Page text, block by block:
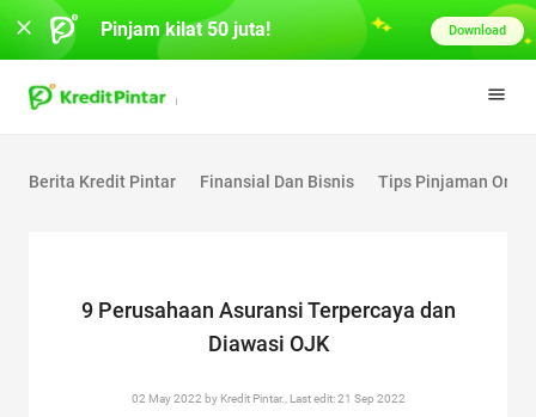
Berita Kredit Pintar Finansial Dan Bisnis Tips Pinjaman
9 Perusahaan Asuransi Terpercaya dan
Diawasi OJK
02 May 2022 by Kredit Pintar., Last edit: 21 Sep 2022
Pinjam kilat 50 juta! Download